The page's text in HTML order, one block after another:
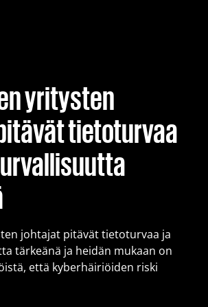
yritysten
tietoturvaa
johtajat pitävät tietoturvaa ja
tärkeänä ja heidän mukaan on
että kyberhäiriöiden riski